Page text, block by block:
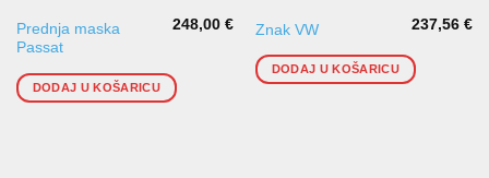
Prednja maska
Passat
248,00€
DODAJ U KOŠARICU
Znak VW 237,56€
DODAJ U KOŠARICU